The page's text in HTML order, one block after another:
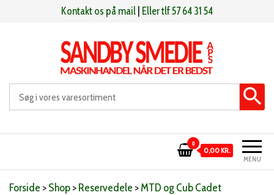
Kontakt os på mail Eller tlf 57 64 31 54
Sandby smeden Maskinhandel når det er bedst
MENU
0
0,00 KR.
Forside >Shop>Reservedele >MTD og Cub Cadet